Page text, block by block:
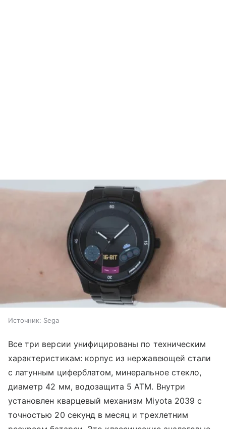
Источник: Sega
Все три версии унифицированы по техническим
характеристикам: корпус из нержавеющей стали
с латунным циферблатом, минеральное стекло,
диаметр 42 мм, водозащита 5 ATM. Внутри
установлен кварцевый механизм Miyota 2039 с
точностью 20 секунд в месяц и трехлетним